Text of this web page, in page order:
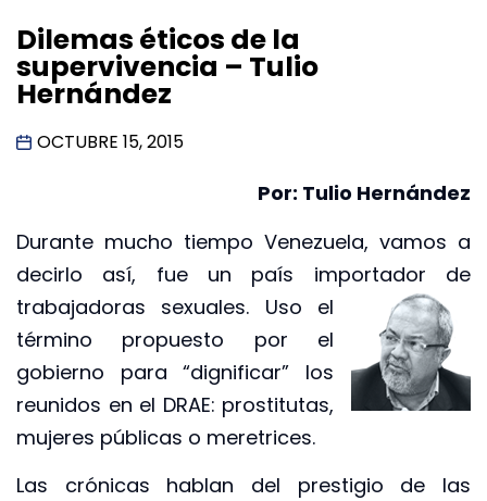
Dilemas éticos de la
supervivencia – Tulio
Hernández
OCTUBRE 15, 2015
Por: Tulio Hernández
Durante mucho tiempo Venezuela, vamos a
decirlo así, fue un país importador de
trabajadoras sexuales. Uso el
término propuesto por el
gobierno para “dignificar” los
reunidos en el DRAE: prostitutas,
mujeres públicas o meretrices.
Las crónicas hablan del prestigio de las